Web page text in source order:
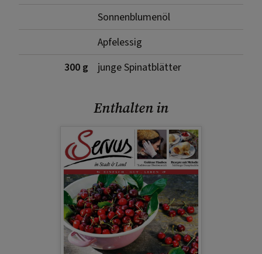
Sonnenblumenöl
Apfelessig
300 g
junge Spinatblätter
Enthalten in